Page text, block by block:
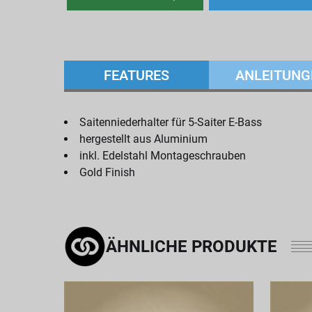
FEATURES
Saitenniederhalter für 5-Saiter E-Bass
hergestellt aus Aluminium
inkl. Edelstahl Montageschrauben
Gold Finish
ÄHNLICHE PRODUKTE